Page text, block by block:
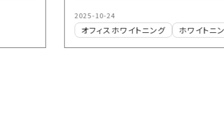
オフィスホワイトニ